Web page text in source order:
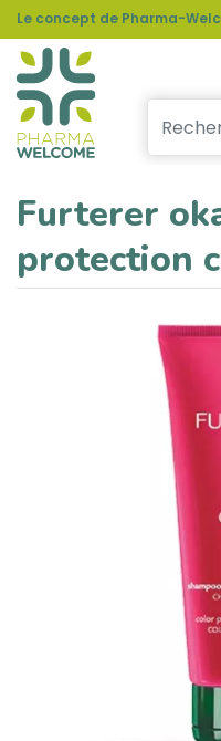
Le concept de Pharma-
Furterer
protection